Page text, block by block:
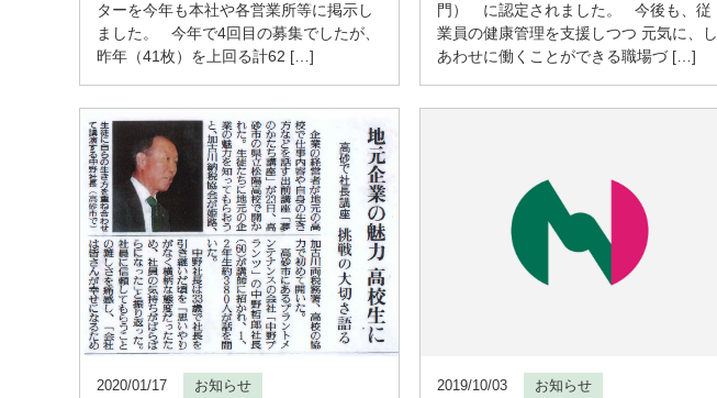
ターを今年も本社や各営業所等に掲示し
ました。 今年で4回目の募集でしたが、
昨年（41枚）を上回る計62 […]
門） に認定されました。 今後も、従
業員の健康管理を支援しつつ 元気に、し
あわせに働くことができる職場づ […]
2020/01/17 お知らせ 2019/10/03 お知らせ